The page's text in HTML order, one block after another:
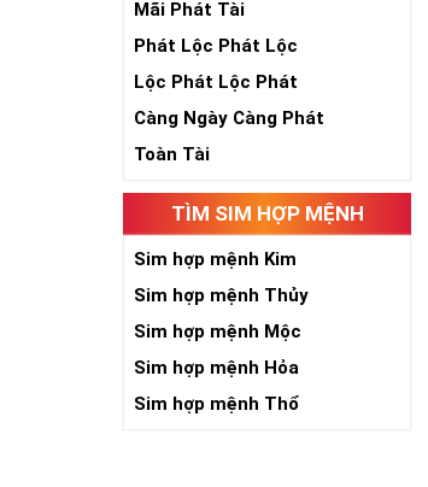
Mãi Phát Tài
Phát Lộc Phát Lộc
Lộc Phát Lộc Phát
Càng Ngày Càng Phát
Toàn Tài
TÌM SIM HỢP MỆNH
Sim hợp mệnh Kim
Sim hợp mệnh Thủy
Sim hợp mệnh Mộc
Sim hợp mệnh Hỏa
Sim hợp mệnh Thổ